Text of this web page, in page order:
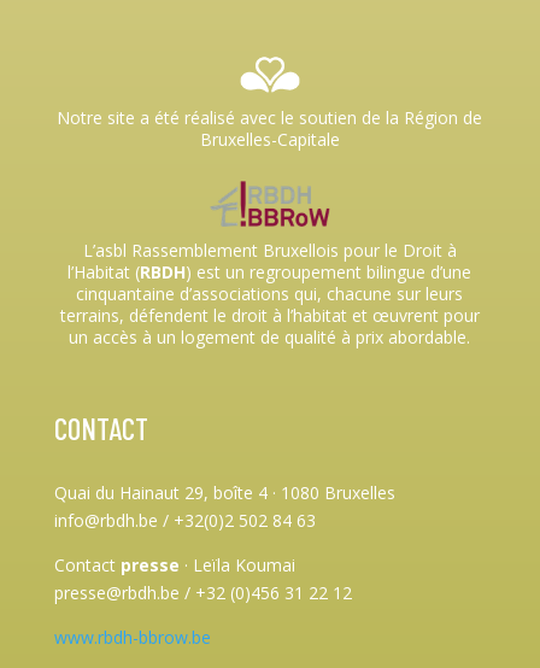
Notre site a été réalisé avec le soutien de la Région de
Bruxelles-Capitale
L’asbl Rassemblement Bruxellois pour le Droit à
l’Habitat (RBDH) est un regroupement bilingue d’une
cinquantaine d’associations qui, chacune sur leurs
terrains, défendent le droit à l’habitat et œuvrent pour
un accès à un logement de qualité à prix abordable.
CONTACT
Quai du Hainaut 29, boîte 4 · 1080 Bruxelles
info@rbdh.be / +32(0)2 502 84 63
Contact presse · Leïla Koumai
presse@rbdh.be / +32 (0)456 31 22 12
www.rbdh-bbrow.be